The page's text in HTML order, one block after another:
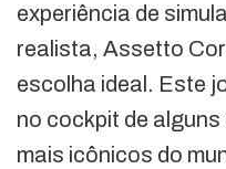
experiência de
realista, Assetto
escolha ideal. Este
no cockpit de
mais icônicos do